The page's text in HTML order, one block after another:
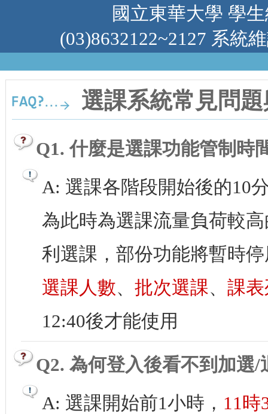
國立東華大學 學
(03)8632122~2127 系統
選課系統常見問
Q1. 什麼是選課功能管制時
A: 選課各階段開始後的10
為此時為選課流量負荷較
利選課，部份功能將暫時
選課人數、 批次選課、 課
12:40後才能使用
Q2. 為何登入後看不到加選/
A: 選課開始前1小時， 11時